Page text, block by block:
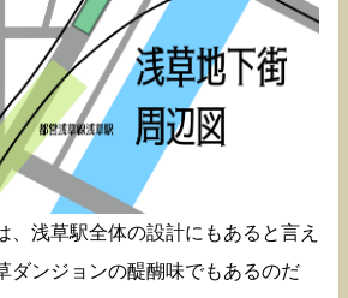
、浅草駅全体の設計にもあると言え
ダンジョンの醍醐味でもあるのだ